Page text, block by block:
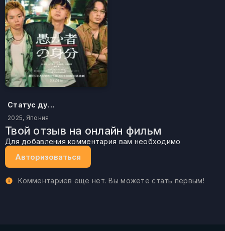
Статус дурака
2025, Япония
Твой отзыв на онлайн фильм
Для добавления комментария вам необходимо
Авторизоваться
Комментариев еще нет. Вы можете стать первым!